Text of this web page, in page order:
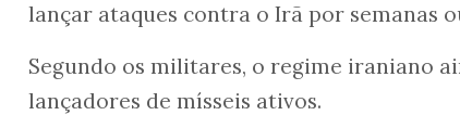
Facebook
lançar ataques contra o Irã por semanas
Segundo os militares, o regime iraniano
lançadores de mísseis ativos.